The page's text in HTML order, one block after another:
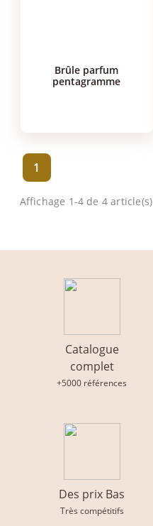
brûle parfum
pentagramme
Affichage 1-4 de 4 article(s)
1
Catalogue
complet
+5000 références
Des prix Bas
Très compétitifs